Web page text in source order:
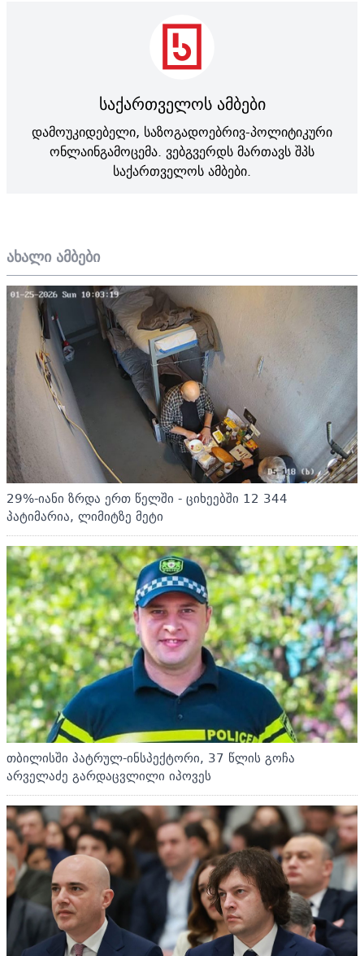
ახალი ამბები
29%-იანი ზრდა ერთ წელში - ციხეებში 12 344
პატიმარია, ლიმიტზე მეტი
თბილისში პატრულ-ინსპექტორი, 37 წლის გოჩა
არველაძე გარდაცვლილი იპოვეს
საქართველოს ამბები
დამოუკიდებელი, საზოგადოებრივ-პოლიტიკური
ონლაინგამოცემა. ვებგვერდს მართავს შპს
საქართველოს ამბები.